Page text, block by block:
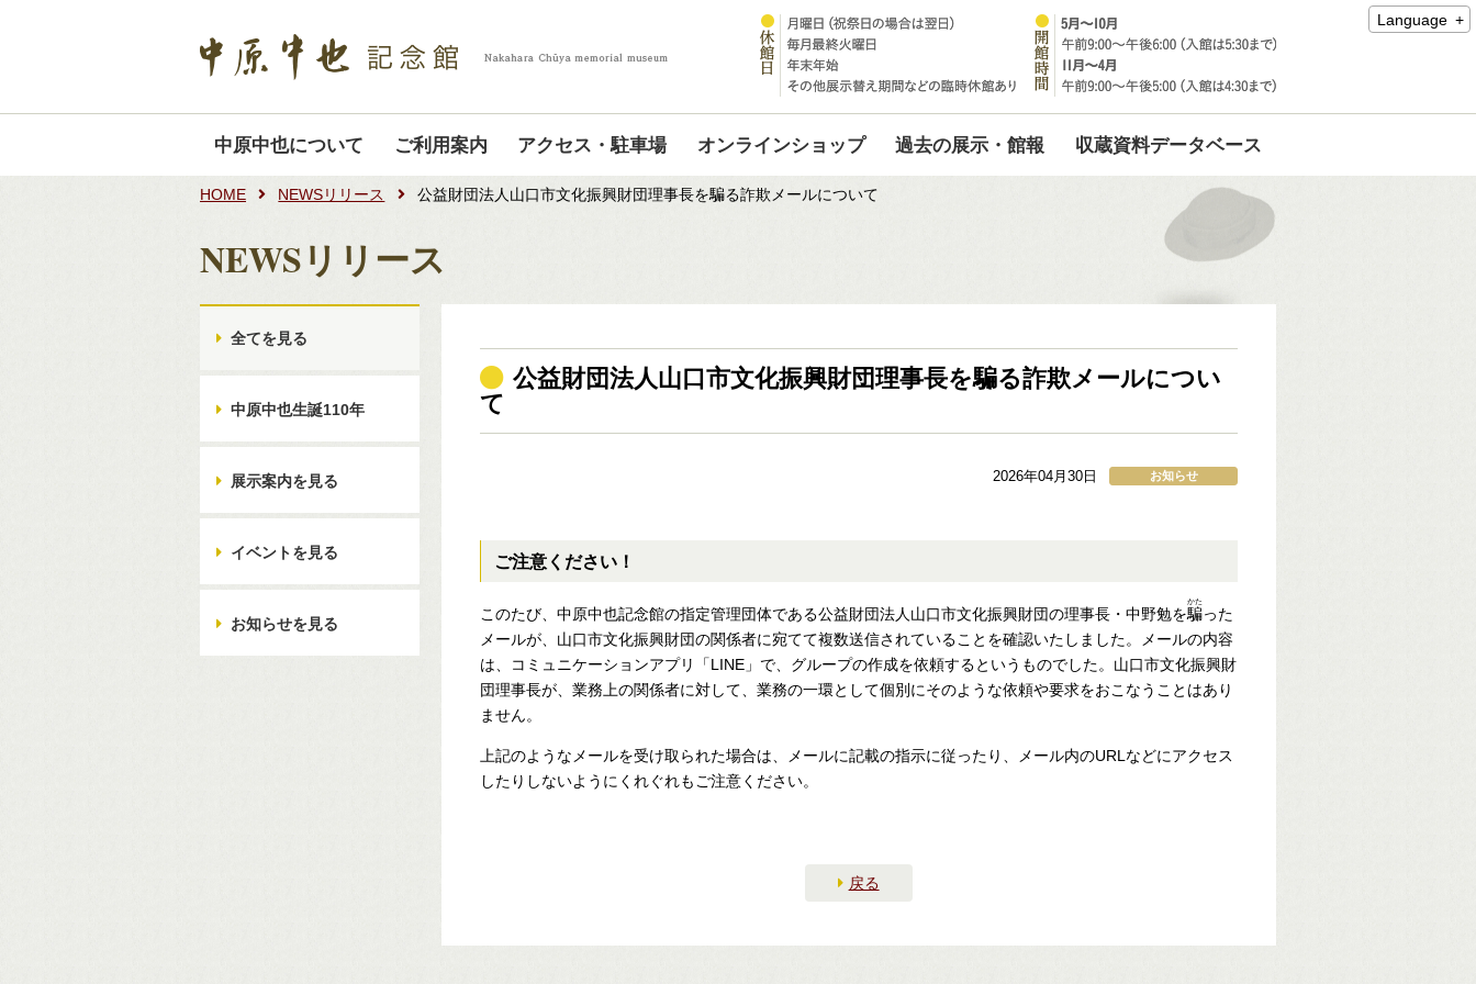
Language
中原中也について ご利用案内 アクセス・駐車場 オンラインショップ 過去の展示・館報 収蔵資料データベース
HOME NEWSリリース 公益財団法人山口市文化振興財団理事長を騙る詐欺メールについて
NEWSリリース
全てを見る
中原中也生誕110年
展示案内を見る
イベントを見る
お知らせを見る
公益財団法人山口市文化振興財団理事長を騙る詐欺メールについ
て
2026年04月30日 お知らせ
ご注意ください！
このたび、中原中也記念館の指定管理団体である公益財団法人山口市文化振興財団の理事長・中野勉を騙
かた
った
メールが、山口市文化振興財団の関係者に宛てて複数送信されていることを確認いたしました。メールの内容
は、コミュニケーションアプリ「LINE」で、グループの作成を依頼するというものでした。山口市文化振興財
団理事長が、業務上の関係者に対して、業務の一環として個別にそのような依頼や要求をおこなうことはあり
ません。
上記のようなメールを受け取られた場合は、メールに記載の指示に従ったり、メール内のURLなどにアクセス
したりしないようにくれぐれもご注意ください。
戻る